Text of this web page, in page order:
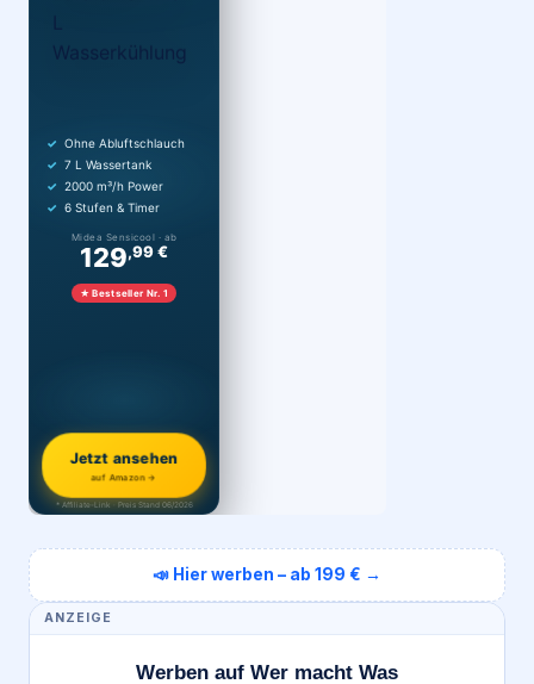
Ohne Abluftschlauch
7 L Wassertank
2000 m³/h Power
6 Stufen & Timer
Midea Sensicool · ab
129,99 €
★ Bestseller Nr. 1
Jetzt ansehen
auf Amazon →
* Affiliate-Link · Preis Stand 06/2026
📣 Hier werben – ab 199 € →
ANZEIGE
Werben auf Wer macht Was